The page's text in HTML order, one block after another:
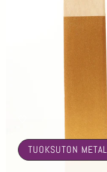
TUOKSUTON